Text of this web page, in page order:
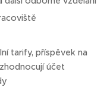
tarify, příspěvek na
účet